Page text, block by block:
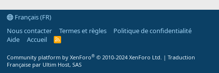
Français (FR)
Nous contacter
Termes et règles
Politique de confidentialité
Aide
Accueil
R
Community platform by XenForo® © 2010-2024 XenForo Ltd. | Traduction
Française par Ultim Host, SAS